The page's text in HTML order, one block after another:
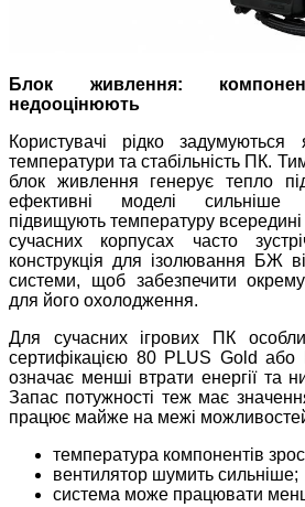
Блок живлення:
недооцінюють
Користувачі рідко
температури та стабільність ПК.
блок живлення генерує тепло
ефективні моделі сильніше
підвищують температуру
сучасних корпусах часто
конструкція для ізолювання БЖ
системи, щоб забезпечити
для його охолодження.
Для сучасних ігрових ПК
сертифікацією 80 PLUS Gold
означає менші втрати енергії та
Запас потужності теж має
працює майже на межі
температура компонентів
вентилятор шумить сильніше;
система може працювати